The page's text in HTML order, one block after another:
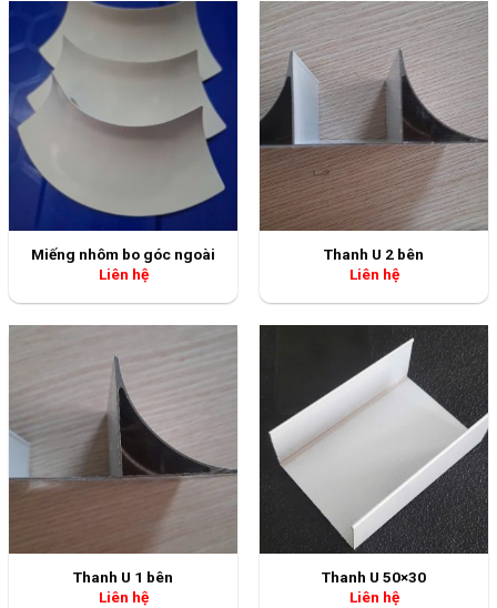
Miếng nhôm bo góc ngoài
Liên hệ
Thanh U 2 bên
Liên hệ
Thanh U 1 bên
Liên hệ
Thanh U 50×30
Liên hệ